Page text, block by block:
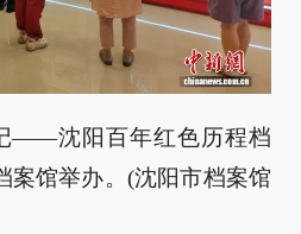
——沈阳百年红色历程档
案馆举办。(沈阳市档案馆